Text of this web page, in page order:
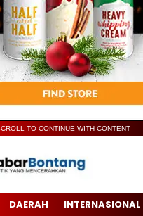
TO CONTINUE WITH CONTENT
DAERAH INTERNASIONAL